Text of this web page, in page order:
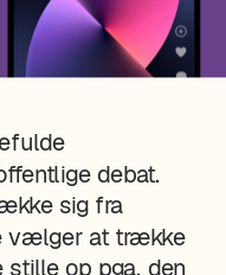
debat.
sig fra
vælger at trække
op pga. den